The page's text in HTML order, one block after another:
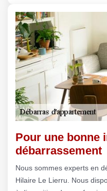
Pour une bonne
débarrassement
Nous sommes experts en
Hilaire Le Lierru. Nous